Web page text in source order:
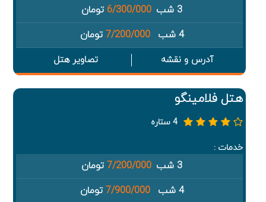
3 شب 6/300/000 تومان
4 شب
7/200/000 تومان
آدرس و نقشه تصاویر هتل
هتل فلامینگو
4 ستاره
خدمات :
3 شب 7/200/000 تومان
4 شب
7/900/000 تومان